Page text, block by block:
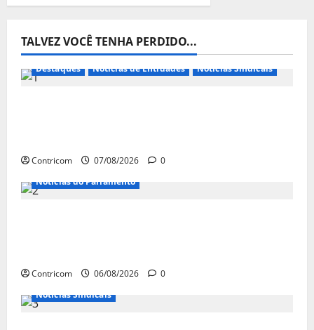
TALVEZ VOCÊ TENHA PERDIDO...
Destaques Notícias de Entidades Notícias Sindicais
Contricom 07/08/2026
0
Notícias do Parlamento
Contricom 06/08/2026
0
Notícias Sindicais